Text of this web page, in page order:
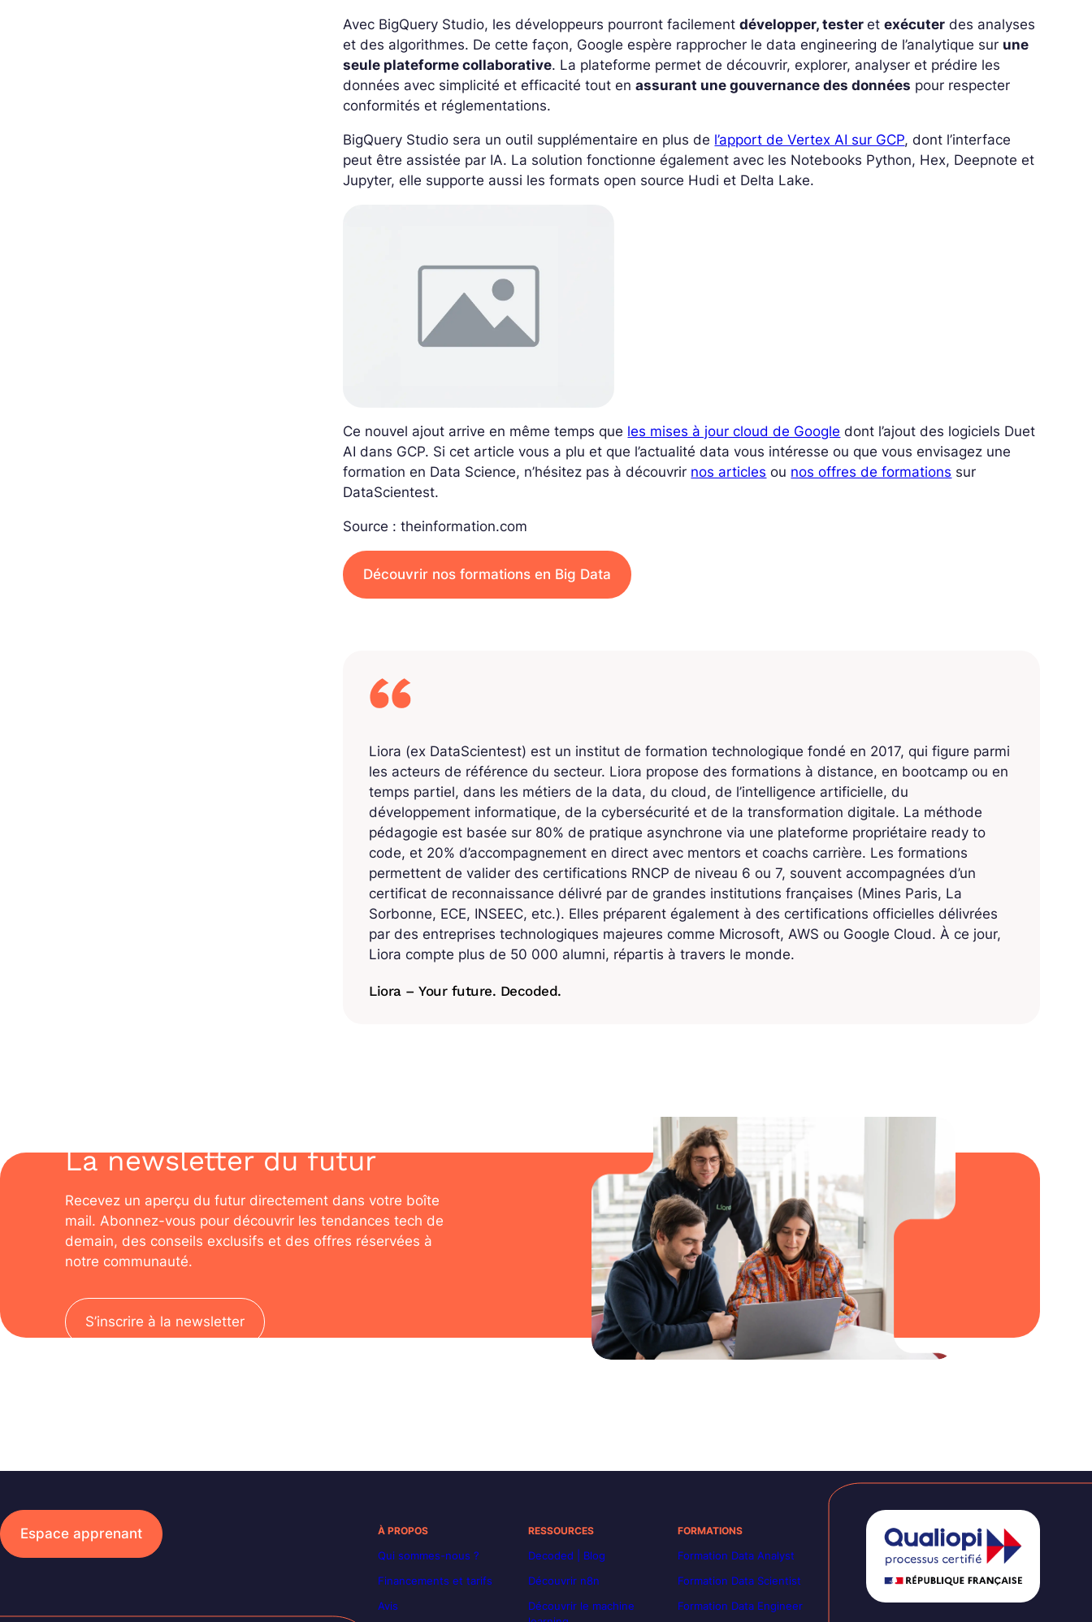
Avec BigQuery Studio, les développeurs pourront facilementdévelopper, testeretexécuter des analyses
et des algorithmes. De cette façon, Google espère rapprocher le data engineering de l’analytique sur une
seule plateforme collaborative. La plateforme permet de découvrir, explorer, analyser et prédire les
données avec simplicité et efficacité tout enassurant une gouvernance des données pour respecter
conformités et réglementations.
BigQuery Studio sera un outil supplémentaire en plus de l’apport de Vertex AI sur GCP, dont l’interface
peut être assistée par IA. La solution fonctionne également avec les Notebooks Python, Hex, Deepnote et
Jupyter, elle supporte aussi les formats open source Hudi et Delta Lake.
Ce nouvel ajout arrive en même temps que les mises à jour cloud de Google dont l’ajout des logiciels Duet
AI dans GCP. Si cet article vous a plu et que l’actualité data vous intéresse ou que vous envisagez une
formation en Data Science, n’hésitez pas à découvrir nos articles ou nos offres de formations sur
DataScientest.
Source : theinformation.com
Découvrir nos formations en Big Data
Liora (ex DataScientest) est un institut de formation technologique fondé en 2017, qui figure parmi
les acteurs de référence du secteur. Liora propose des formations à distance, en bootcamp ou en
temps partiel, dans les métiers de la data, du cloud, de l’intelligence artificielle, du
développement informatique, de la cybersécurité et de la transformation digitale. La méthode
pédagogie est basée sur 80% de pratique asynchrone via une plateforme propriétaire ready to
code, et 20% d’accompagnement en direct avec mentors et coachs carrière. Les formations
permettent de valider des certifications RNCP de niveau 6 ou 7, souvent accompagnées d’un
certificat de reconnaissance délivré par de grandes institutions françaises (Mines Paris, La
Sorbonne, ECE, INSEEC, etc.). Elles préparent également à des certifications officielles délivrées
par des entreprises technologiques majeures comme Microsoft, AWS ou Google Cloud. À ce jour,
Liora compte plus de 50 000 alumni, répartis à travers le monde.
Liora – Your future. Decoded.
La newsletter du futur
Recevez un aperçu du futur directement dans votre boîte
mail. Abonnez-vous pour découvrir les tendances tech de
demain, des conseils exclusifs et des offres réservées à
notre communauté.
S’inscrire à la newsletter
Espace apprenant À PROPOS
Qui sommes-nous ?
Financements et tarifs
Avis
RESSOURCES
Decoded | Blog
Découvrir n8n
Découvrir le machine
FORMATIONS
Formation Data Analyst
Formation Data Scientist
Formation Data Engineer